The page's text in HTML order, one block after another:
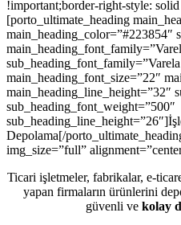
!important;border-right-style:
[porto_ultimate_heading
main_heading_color=”#223854″
main_heading_font_size=”22″
main_heading_line_height=”32″
sub_heading_font_weight=”500″
Depolama[/
img_size=”full”
Ticari işletmeler, fabrikalar, e-
yapan firmaların ürünlerini
güvenli ve kolay